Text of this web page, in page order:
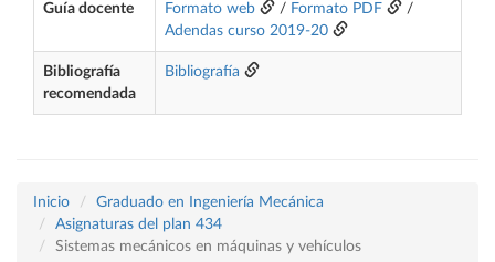
Guía docente Formato web / Formato PDF
/
Adendas curso 2019-20
Bibliografía
recomendada
Bibliografía
Inicio
Graduado en Ingeniería Mecánica
Asignaturas del plan 434
Sistemas mecánicos en máquinas y vehículos